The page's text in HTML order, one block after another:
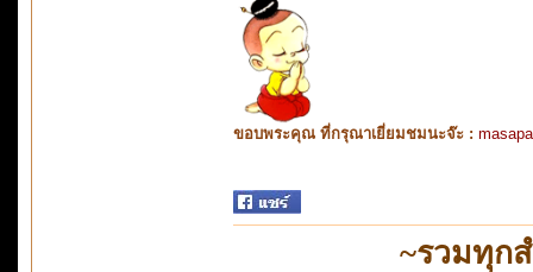
ขอบพระคุณ ที่กรุณาเยี่ยมชมนะจ๊ะ :
~รวมทุก